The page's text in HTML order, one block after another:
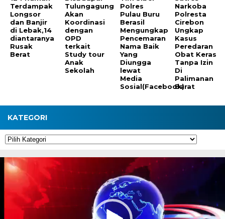
Terdampak
Longsor
dan Banjir
di Lebak,14
diantaranya
Rusak
Berat
Tulungagung
Akan
Koordinasi
dengan
OPD
terkait
Study tour
Anak
Sekolah
Polres
Pulau Buru
Berasil
Mengungkap
Pencemaran
Nama Baik
Yang
Diungga
lewat
Media
Sosial(Facebook)
Narkoba
Polresta
Cirebon
Ungkap
Kasus
Peredaran
Obat Keras
Tanpa Izin
Di
Palimanan
Barat
KATEGORI
Kategori
Pemutar
Video